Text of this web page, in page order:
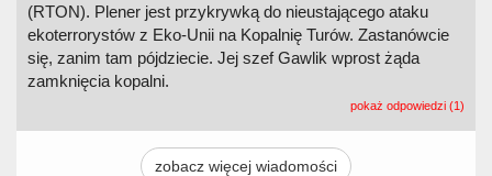
(RTON). Plener jest przykrywką do nieustającego ataku
ekoterrorystów z Eko-Unii na Kopalnię Turów. Zastanówcie
się, zanim tam pójdziecie. Jej szef Gawlik wprost żąda
zamknięcia kopalni.
pokaż odpowiedzi (1)
zobacz więcej wiadomości